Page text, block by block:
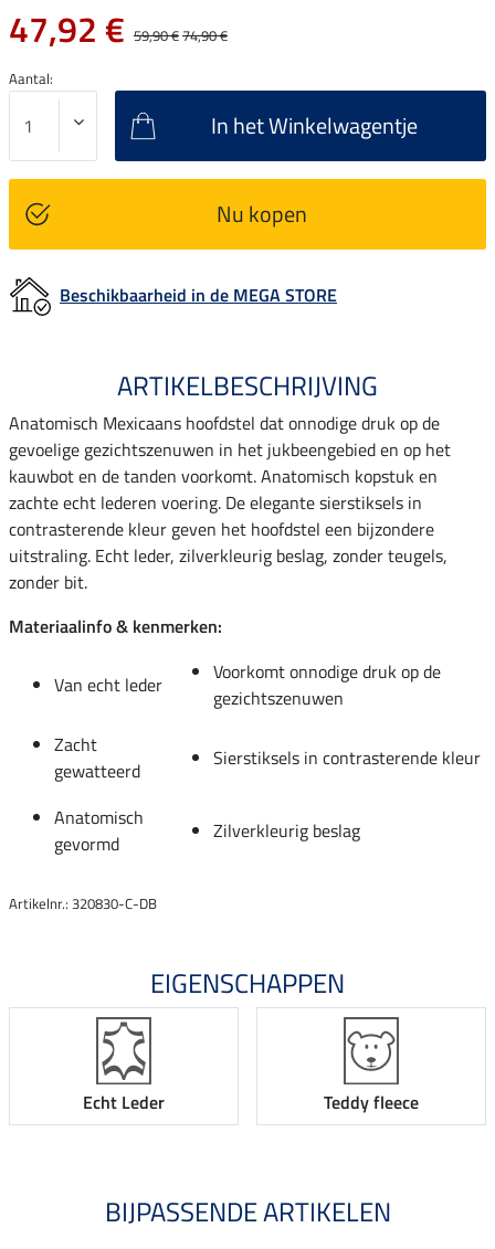
47,92 € 59,90 €74,90 €
Aantal:
In het Winkelwagentje
Nu kopen
Beschikbaarheid in de MEGA STORE
ARTIKELBESCHRIJVING
Anatomisch Mexicaans hoofdstel dat onnodige druk op de
gevoelige gezichtszenuwen in het jukbeengebied en op het
kauwbot en de tanden voorkomt. Anatomisch kopstuk en
zachte echt lederen voering. De elegante sierstiksels in
contrasterende kleur geven het hoofdstel een bijzondere
uitstraling. Echt leder, zilverkleurig beslag, zonder teugels,
zonder bit.
Materiaalinfo & kenmerken:
Van echt leder
Voorkomt onnodige druk op de
gezichtszenuwen
Zacht
gewatteerd
Sierstiksels in contrasterende kleur
Anatomisch
gevormd
Zilverkleurig beslag
Artikelnr.: 320830-C-DB
EIGENSCHAPPEN
Echt Leder Teddy fleece
BIJPASSENDE ARTIKELEN